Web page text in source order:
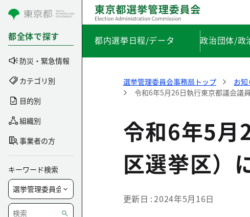
コンテンツにスキップ
都全体で探す
防災・緊急情報
カテゴリ別
目的別
組織別
事業者の方
キーワード検索
都内選挙日程/データ 政治団体/政
選挙管理委員会事務局トップ お知
令和6年5月26日執行東京都議会議
令和6年5月
区選挙区）
更新日 2024年5月16日